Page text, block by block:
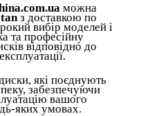
можна
з доставкою по
вибір моделей і
та професійну
відповідно до
які поєднують
забезпечуючи
вашого
яких умовах.